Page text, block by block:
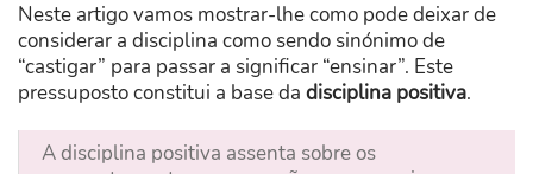
Neste artigo vamos mostrar-lhe como pode deixar de
considerar a disciplina como sendo sinónimo de
“castigar” para passar a significar “ensinar”. Este
pressuposto constitui a base da disciplina positiva.
A disciplina positiva assenta sobre os